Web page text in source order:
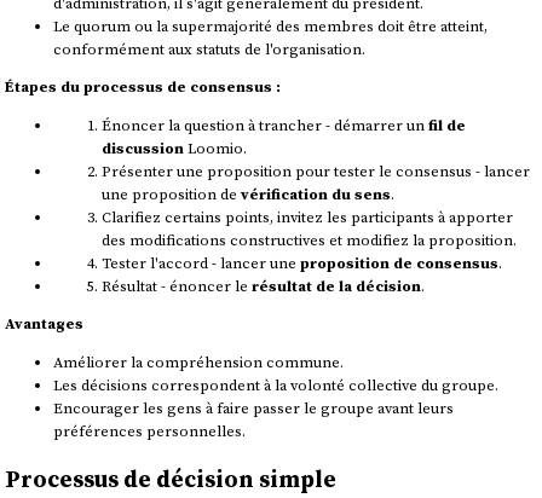
Le quorum ou la supermajorité des membres doit être atteint,
conformément aux statuts de l'organisation.
Étapes du processus de consensus :
Énoncer la question à trancher - démarrer unfil de
discussionLoomio.
Présenter une proposition pour tester le consensus - lancer
une proposition de vérification du sens.
Clarifiez certains points, invitez les participants à apporter
des modifications constructives et modifiez la proposition.
Tester l'accord - lancer une proposition de consensus.
Résultat - énoncer le résultat de la décision.
Avantages
Améliorer la compréhension commune.
Les décisions correspondent à la volonté collective du groupe.
Encourager les gens à faire passer le groupe avant leurs
préférences personnelles.
Processus de décision simple